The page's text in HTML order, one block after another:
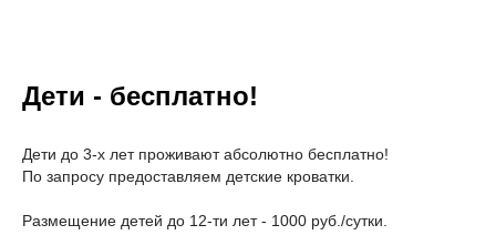
Дети - бесплатно!
Дети до 3-х лет проживают абсолютно бесплатно!
По запросу предоставляем детские кроватки.
Размещение детей до 12-ти лет - 1000 руб./сутки.